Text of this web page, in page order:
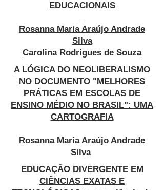
EDUCACIONAIS
Rosanna Maria Araújo Andrade
Silva
Carolina Rodrigues de Souza
A LÓGICA DO NEOLIBERALISMO
NO DOCUMENTO "MELHORES
PRÁTICAS EM ESCOLAS DE
ENSINO MÉDIO NO BRASIL": UMA
CARTOGRAFIA
Rosanna Maria Araújo Andrade
Silva
EDUCAÇÃO DIVERGENTE EM
CIÊNCIAS EXATAS E